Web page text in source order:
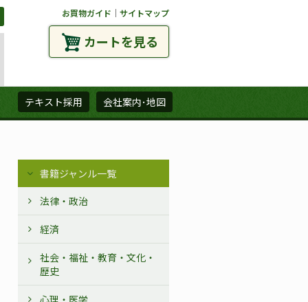
お買物ガイド ｜ サイトマップ
カートを見る
テキスト採用 会社案内･地図
書籍ジャンル一覧
法律・政治
経済
社会・福祉・教育・文化・
歴史
心理・医学